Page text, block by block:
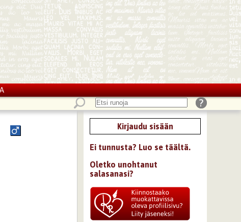
Kirjaudu sisään
Ei tunnusta? Luo se täältä.
Oletko unohtanut
salasanasi?